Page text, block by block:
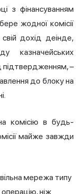
з фінансуванням
жодної комісії
дохід деінде,
казначейських
підтвердженням, –
до блоку на
комісію в будь-
майже завжди
мережа типу
ніж